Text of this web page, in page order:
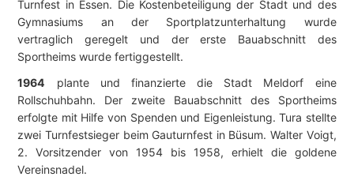
Turnfest in Essen. Die Kostenbeteiligung der Stadt und des
Gymnasiums an der Sportplatzunterhaltung wurde
vertraglich geregelt und der erste Bauabschnitt des
Sportheims wurde fertiggestellt.
1964 plante und finanzierte die Stadt Meldorf eine
Rollschuhbahn. Der zweite Bauabschnitt des Sportheims
erfolgte mit Hilfe von Spenden und Eigenleistung. Tura stellte
zwei Turnfestsieger beim Gauturnfest in Büsum. Walter Voigt,
2. Vorsitzender von 1954 bis 1958, erhielt die goldene
Vereinsnadel.